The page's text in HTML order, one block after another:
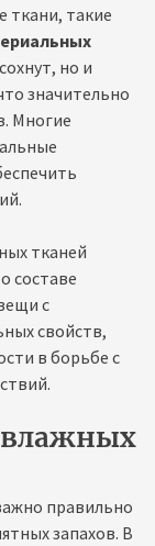
ткани, такие
но и
значительно
Многие
тканей
составе
с
свойств,
в борьбе с
правильно
запахов. В